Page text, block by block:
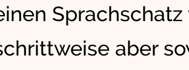
aber